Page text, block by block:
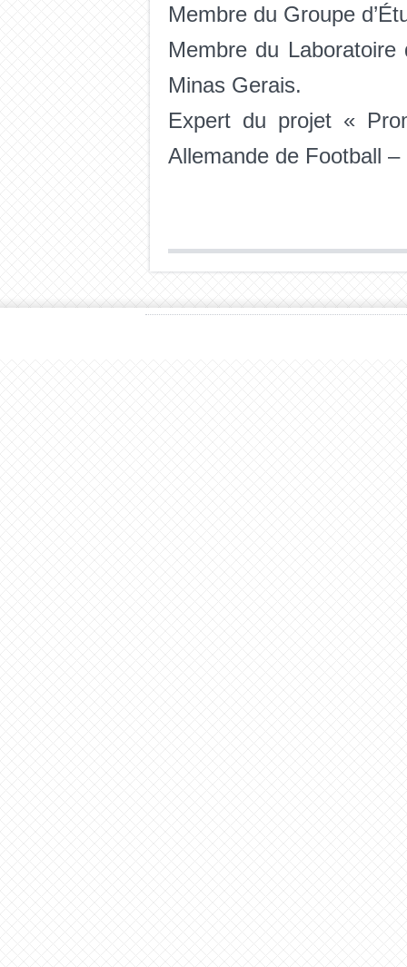
Membre du Groupe
Membre du
Minas Gerais.
Expert du projet «
Allemande de Football